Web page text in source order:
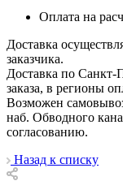
Оплата на
Доставка
заказчика.
Доставка по Санкт-
заказа, в регионы
Возможен
наб. Обводного
согласованию.
Назад к списку